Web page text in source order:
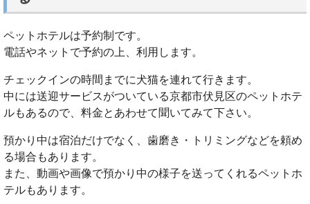
ペットホテルは予約制です。
電話やネットで予約の上、利用します。
チェックインの時間までに犬猫を連れて行きます。
中には送迎サービスがついている京都市伏見区のペットホテ
ルもあるので、料金とあわせて聞いてみて下さい。
預かり中は宿泊だけでなく、歯磨き・トリミングなどを頼め
る場合もあります。
また、動画や画像で預かり中の様子を送ってくれるペットホ
テルもあります。